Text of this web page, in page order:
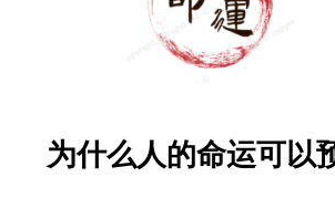
为什么人的命运可以